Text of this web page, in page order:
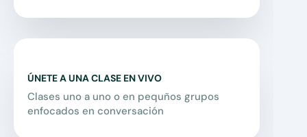
ÚNETE A UNA CLASE EN VIVO
Clases uno a uno o en pequños grupos
enfocados en conversación